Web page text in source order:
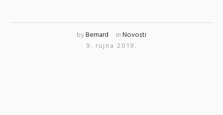
byBernard inNovosti
9. rujna 2019.